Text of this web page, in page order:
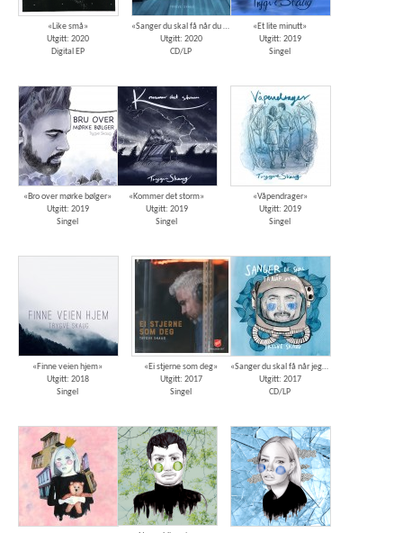
«Like små»
Utgitt: 2020
Digital EP
«Sanger du skal få når du våkner»
Utgitt: 2020
CD/LP
«Et lite minutt»
Utgitt: 2019
Singel
«Bro over mørke bølger»
Utgitt: 2019
Singel
«Kommer det storm»
Utgitt: 2019
Singel
«Våpendrager»
Utgitt: 2019
Singel
«Finne veien hjem»
Utgitt: 2018
Singel
«Ei stjerne som deg»
Utgitt: 2017
Singel
«Sanger du skal få når jeg dør»
Utgitt: 2017
CD/LP